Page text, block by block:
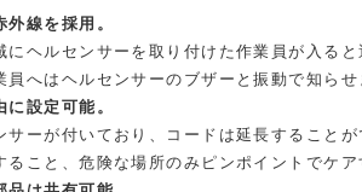
線を採用。
にヘルセンサーを取り付けた作業員が入る
員へはヘルセンサーのブザーと振動で知らせ
設定可能。
サーが付いており、コードは延長することが
ること、危険な場所のみピンポイントでケア